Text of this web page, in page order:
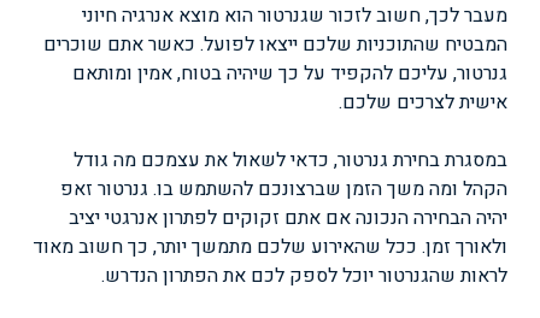
מעבר לכך, חשוב לזכור שגנרטור הוא מוצא אנרגיה חיוני
המבטיח שהתוכניות שלכם ייצאו לפועל. כאשר אתם שוכרים
גנרטור, עליכם להקפיד על כך שיהיה בטוח, אמין ומותאם
אישית לצרכים שלכם.
במסגרת בחירת גנרטור, כדאי לשאול את עצמכם מה גודל
הקהל ומה משך הזמן שברצונכם להשתמש בו. גנרטור זאפ
יהיה הבחירה הנכונה אם אתם זקוקים לפתרון אנרגטי יציב
ולאורך זמן. ככל שהאירוע שלכם מתמשך יותר, כך חשוב מאוד
לראות שהגנרטור יוכל לספק לכם את הפתרון הנדרש.